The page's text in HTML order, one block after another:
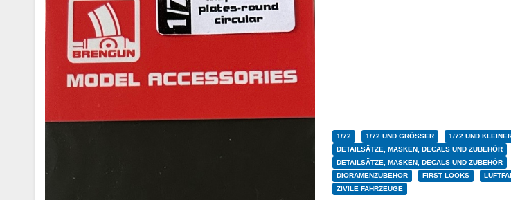
1/72 1/72 UND GRÖSSER
1/72 UND
DETAILSÄTZE, MASKEN, DECALS UND ZUBEHÖR
DETAILSÄTZE, MASKEN, DECALS UND ZUBEHÖR
DIORAMENZUBEHÖR
FIRST LOOKS
ZIVILE FAHRZEUGE